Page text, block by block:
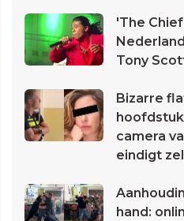
'The
Tony
Bizarre
camera
eindigt
hand: